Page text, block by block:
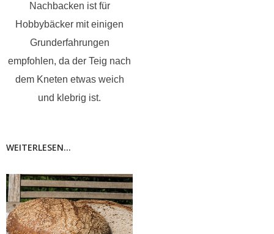
Nachbacken ist für
Hobbybäcker mit einigen
Grunderfahrungen
empfohlen, da der Teig nach
dem Kneten etwas weich
und klebrig ist.
WEITERLESEN...